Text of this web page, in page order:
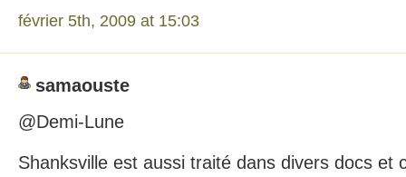
février 5th, 2009 at 15:03
samaouste
@Demi-Lune
Shanksville est aussi traité dans divers docs et